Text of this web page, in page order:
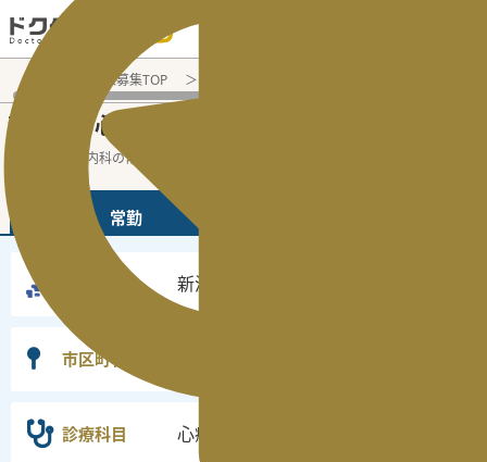
医師転職・求人募集TOP
新潟県 の心療内科
新潟県の心療内科の常勤の医師求人の検索
常勤
新潟県
市区町村
診療科目 心療内科